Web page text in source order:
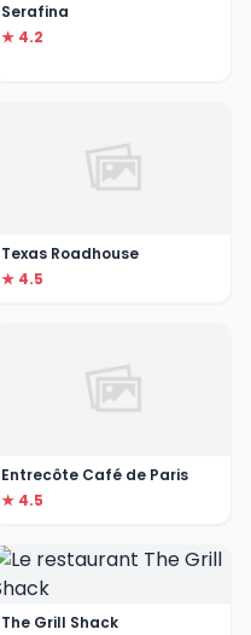
Serafina
★ 4.2
Texas Roadhouse
★ 4.5
Entrecôte Café de Paris
★ 4.5
The Grill Shack